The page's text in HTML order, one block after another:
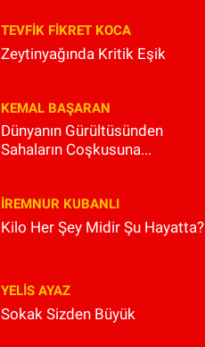
TEVFIK FIKRET KOCA
Zeytinyağında Kritik Eşik
KEMAL BAŞARAN
Dünyanın Gürültüsünden
Sahaların Coşkusuna...
İREMNUR KUBANLI
Kilo Her Şey Midir Şu Hayatta?
YELIS AYAZ
Sokak Sizden Büyük